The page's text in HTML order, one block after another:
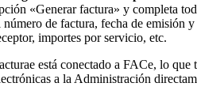
«Generar factura» y completa
número de factura, fecha de emisión
importes por servicio, etc.
está conectado a FACe, lo que
a la Administración